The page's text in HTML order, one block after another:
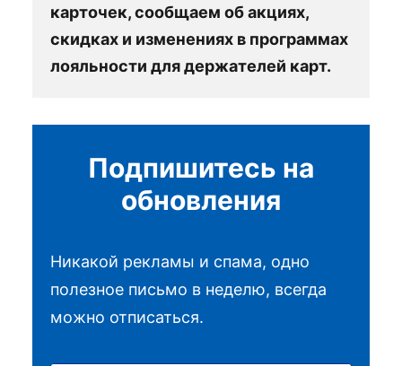
карточек, сообщаем об акциях,
скидках и изменениях в программах
лояльности для держателей карт.
Подпишитесь на
обновления
Никакой рекламы и спама, одно
полезное письмо в неделю, всегда
можно отписаться.